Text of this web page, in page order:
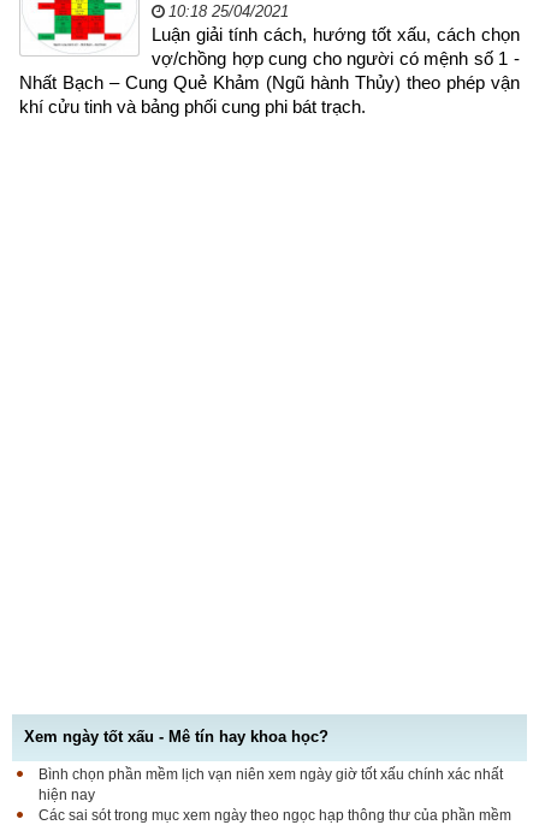
10:18 25/04/2021
Luận giải tính cách, hướng tốt xấu, cách chọn
vợ/chồng hợp cung cho người có mệnh số 1 -
Nhất Bạch – Cung Quẻ Khảm (Ngũ hành Thủy) theo phép vận
khí cửu tinh và bảng phối cung phi bát trạch.
Xem ngày tốt xấu - Mê tín hay khoa học?
Bình chọn phần mềm lịch vạn niên xem ngày giờ tốt xấu chính xác nhất
hiện nay
Các sai sót trong mục xem ngày theo ngọc hạp thông thư của phần mềm